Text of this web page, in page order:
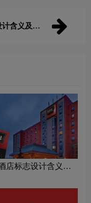
含义及酒
店标志设计含义及